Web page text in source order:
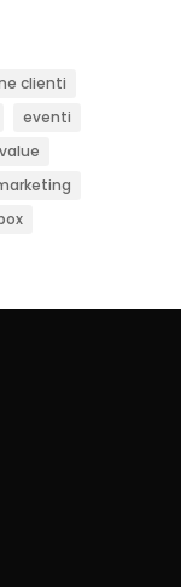
clienti
eventi